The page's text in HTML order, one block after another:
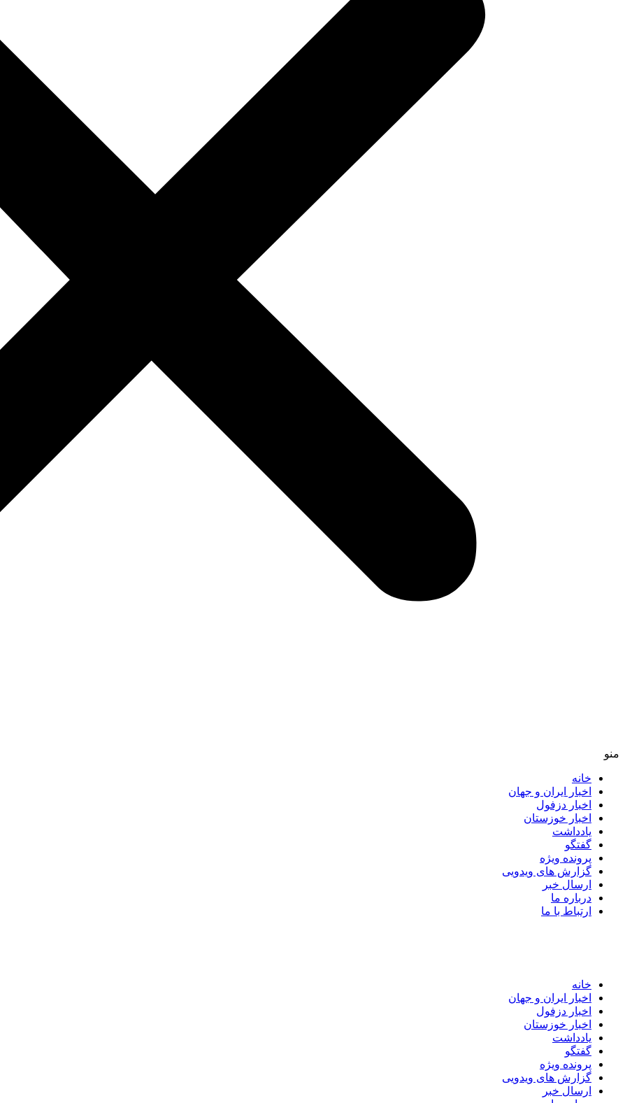
منو
خانه
اخبار ایران و جهان
اخبار دزفول
اخبار خوزستان
یادداشت
گفتگو
پرونده ویژه
گزارش های ویدویی
ارسال خبر
درباره ما
ارتباط با ما
خانه
اخبار ایران و جهان
اخبار دزفول
اخبار خوزستان
یادداشت
گفتگو
پرونده ویژه
گزارش های ویدویی
ارسال خبر